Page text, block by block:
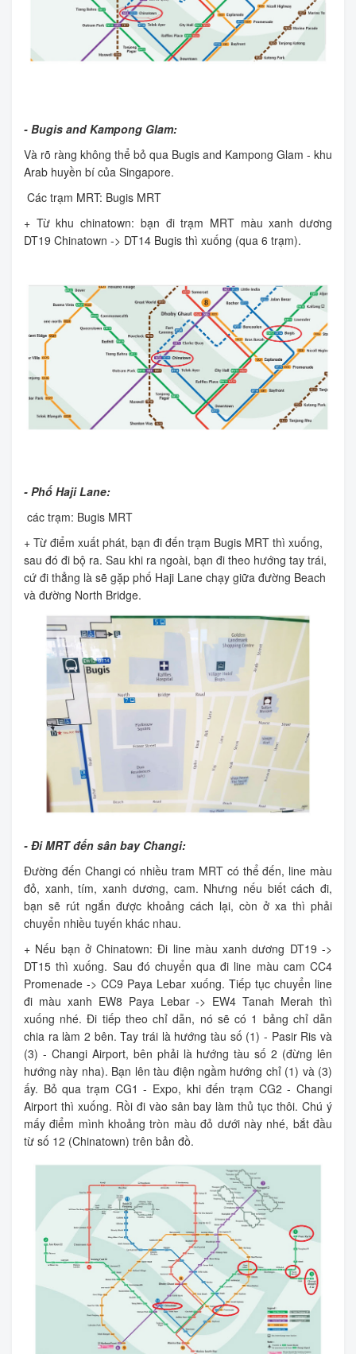
- Bugis and Kampong Glam:
Và rõ ràng không thể bỏ qua Bugis and Kampong Glam - khu
Arab huyền bí của Singapore.
Các trạm MRT: Bugis MRT
+ Từ khu chinatown: bạn đi trạm MRT màu xanh dương
DT19 Chinatown -> DT14 Bugis thì xuống (qua 6 trạm).
- Phố Haji Lane:
các trạm: Bugis MRT
+ Từ điểm xuất phát, bạn đi đến trạm Bugis MRT thì xuống,
sau đó đi bộ ra. Sau khi ra ngoài, bạn đi theo hướng tay trái,
cứ đi thẳng là sẽ gặp phố Haji Lane chạy giữa đường Beach
và đường North Bridge.
- Đi MRT đến sân bay Changi:
Đường đến Changi có nhiều tram MRT có thể đến, line màu
đỏ, xanh, tím, xanh dương, cam. Nhưng nếu biết cách đi,
bạn sẽ rút ngắn được khoảng cách lại, còn ở xa thì phải
chuyển nhiều tuyến khác nhau.
+ Nếu bạn ở Chinatown: Đi line màu xanh dương DT19 ->
DT15 thì xuống. Sau đó chuyển qua đi line màu cam CC4
Promenade -> CC9 Paya Lebar xuống. Tiếp tục chuyển line
đi màu xanh EW8 Paya Lebar -> EW4 Tanah Merah thì
xuống nhé. Đi tiếp theo chỉ dẫn, nó sẽ có 1 bảng chỉ dẫn
chia ra làm 2 bên. Tay trái là hướng tàu số (1) - Pasir Ris và
(3) - Changi Airport, bên phải là hướng tàu số 2 (đừng lên
hướng này nha). Bạn lên tàu điện ngầm hướng chỉ (1) và (3)
ấy. Bỏ qua trạm CG1 - Expo, khi đến trạm CG2 - Changi
Airport thì xuống. Rồi đi vào sân bay làm thủ tục thôi. Chú ý
mấy điểm mình khoảng tròn màu đỏ dưới này nhé, bắt đầu
từ số 12 (Chinatown) trên bản đồ.